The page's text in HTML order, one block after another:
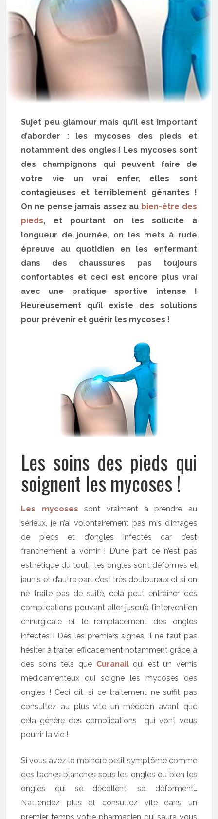
Sujet peu glamour mais qu’il est important
d’aborder : les mycoses des pieds et
notamment des ongles ! Les mycoses sont
des champignons qui peuvent faire de
votre vie un vrai enfer, elles sont
contagieuses et terriblement gênantes !
On ne pense jamais assez au bien-être des
pieds, et pourtant on les sollicite à
longueur de journée, on les mets à rude
épreuve au quotidien en les enfermant
dans des chaussures pas toujours
confortables et ceci est encore plus vrai
avec une pratique sportive intense !
Heureusement qu’il existe des solutions
pour prévenir et guérir les mycoses !
Les soins des pieds qui
soignent les mycoses !
Les mycoses sont vraiment à prendre au
sérieux, je n’ai volontairement pas mis d’images
de pieds et d’ongles infectés car c’est
franchement à vomir ! D’une part ce n’est pas
esthétique du tout : les ongles sont déformés et
jaunis et d’autre part c’est très douloureux et si on
ne traite pas de suite, cela peut entraîner des
complications pouvant aller jusqu’à l’intervention
chirurgicale et le remplacement des ongles
infectés ! Dès les premiers signes, il ne faut pas
hésiter à traiter efficacement notamment grâce à
des soins tels que Curanailqui est un vernis
médicamenteux qui soigne les mycoses des
ongles ! Ceci dit, si ce traitement ne suffit pas
consultez au plus vite un médecin avant que
cela génère des complications qui vont vous
pourrir la vie !
Si vous avez le moindre petit symptôme comme
des taches blanches sous les ongles ou bien les
ongles qui se décollent, se déforment…
N’attendez plus et consultez vite dans un
premier temps votre pharmacien qui saura vous